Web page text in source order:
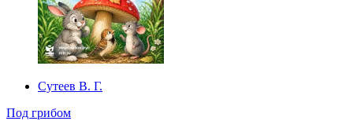
Сутеев В. Г.
Под грибом